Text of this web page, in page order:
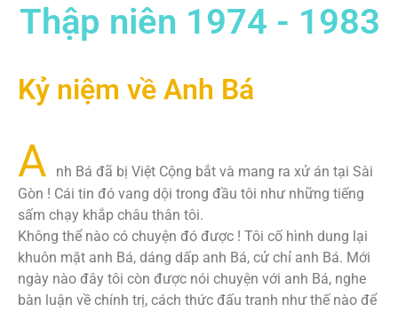
Thập niên 1974 - 1983
Kỷ niệm về Anh Bá
A
nh Bá đã bị Việt Cộng bắt và mang ra xử án tại Sài
Gòn ! Cái tin đó vang dội trong đầu tôi như những tiếng
sấm chạy khắp châu thân tôi.
Không thể nào có chuyện đó được ! Tôi cố hình dung lại
khuôn mặt anh Bá, dáng dấp anh Bá, cử chỉ anh Bá. Mới
ngày nào đây tôi còn được nói chuyện với anh Bá, nghe
bàn luận về chính trị, cách thức đấu tranh như thế nào để